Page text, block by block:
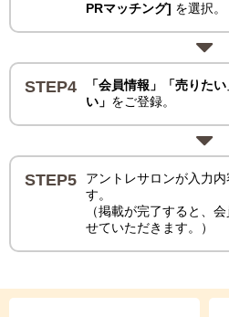
PRマッチング] を選択。
STEP4
「会員情報」「売りた
い」 をご登録。
STEP5
アントレサロンが入力
す。
（掲載が完了すると、
せていただきます。）